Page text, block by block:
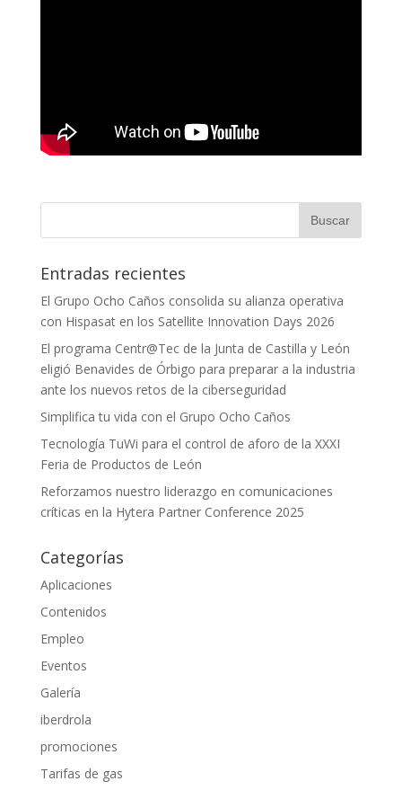
Entradas recientes
El Grupo Ocho Caños consolida su alianza operativa
con Hispasat en los Satellite Innovation Days 2026
El programa Centr@Tec de la Junta de Castilla y León
eligió Benavides de Órbigo para preparar a la industria
ante los nuevos retos de la ciberseguridad
Simplifica tu vida con el Grupo Ocho Caños
Tecnología TuWi para el control de aforo de la XXXI
Feria de Productos de León
Reforzamos nuestro liderazgo en comunicaciones
críticas en la Hytera Partner Conference 2025
Categorías
Aplicaciones
Contenidos
Empleo
Eventos
Galería
iberdrola
promociones
Tarifas de gas